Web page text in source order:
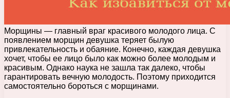
Морщины — главный враг красивого молодого лица. С
появлением морщин девушка теряет былую
привлекательность и обаяние. Конечно, каждая девушка
хочет, чтобы ее лицо было как можно более молодым и
красивым. Однако наука не зашла так далеко, чтобы
гарантировать вечную молодость. Поэтому приходится
самостоятельно бороться с морщинами.